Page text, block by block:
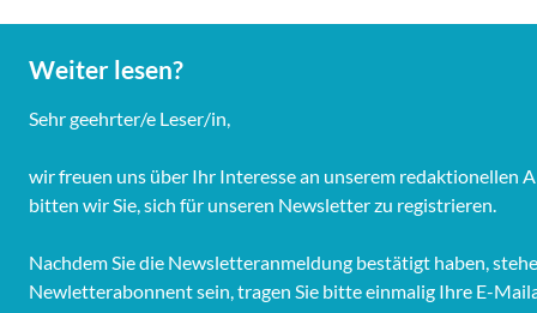
Weiter lesen?
Sehr geehrter/e Leser/in,
wir freuen uns über Ihr Interesse an unserem redaktionellen
bitten wir Sie, sich für unseren Newsletter zu registrieren.
Nachdem Sie die Newsletteranmeldung bestätigt haben,
Newletterabonnent sein, tragen Sie bitte einmalig Ihre E-